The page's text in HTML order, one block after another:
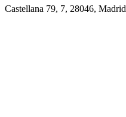
Castellana 79, 7, 28046,